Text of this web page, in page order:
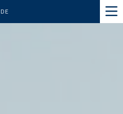
DE